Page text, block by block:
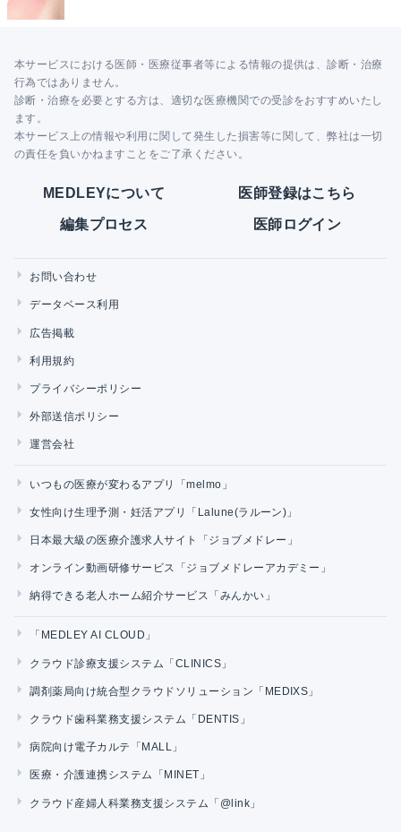
本サービスにおける医師・医療従事者等による情報の提供は、診断・治療
行為ではありません。
診断・治療を必要とする方は、適切な医療機関での受診をおすすめいたし
ます。
本サービス上の情報や利用に関して発生した損害等に関して、弊社は一切
の責任を負いかねますことをご了承ください。
MEDLEYについて 医師登録はこちら
編集プロセス 医師ログイン
お問い合わせ
データベース利用
広告掲載
利用規約
プライバシーポリシー
外部送信ポリシー
運営会社
いつもの医療が変わるアプリ「melmo」
女性向け生理予測・妊活アプリ「Lalune(ラルーン)」
日本最大級の医療介護求人サイト「ジョブメドレー」
オンライン動画研修サービス「ジョブメドレーアカデミー」
納得できる老人ホーム紹介サービス「みんかい」
「MEDLEY AI CLOUD」
クラウド診療支援システム「CLINICS」
調剤薬局向け統合型クラウドソリューション「MEDIXS」
クラウド歯科業務支援システム「DENTIS」
病院向け電子カルテ「MALL」
医療・介護連携システム「MINET」
クラウド産婦人科業務支援システム「@link」